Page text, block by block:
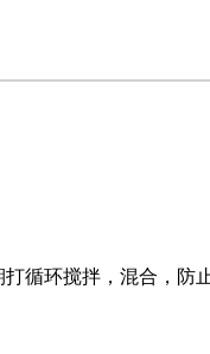
循环搅拌，混合，防